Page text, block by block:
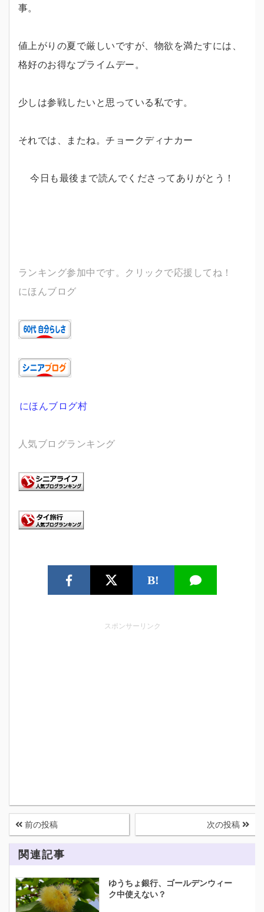
事。
値上がりの夏で厳しいですが、物欲を満たすには、
格好のお得なプライムデー。
少しは参戦したいと思っている私です。
それでは、またね。チョークディナカー
今日も最後まで読んでくださってありがとう！
ランキング参加中です。クリックで応援してね！
にほんブログ
にほんブログ村
人気ブログランキング
B!
スポンサーリンク
前の投稿 次の投稿
関連記事
ゆうちょ銀行、ゴールデンウィー
ク中使えない？